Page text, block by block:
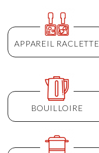
APPAREIL RACLETTE
BOUILLOIRE